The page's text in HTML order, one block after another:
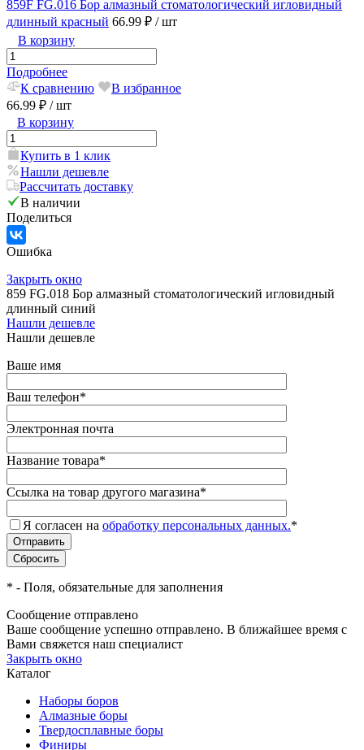
859F FG.016 Бор алмазный стоматологический игловидный
длинный красный 66.99 ₽ / шт
В корзину
Подробнее
К сравнению
В избранное
66.99 ₽ / шт
В корзину
Купить в 1 клик
Нашли дешевле
Рассчитать доставку
В наличии
Поделиться
Ошибка
Закрыть окно
859 FG.018 Бор алмазный стоматологический игловидный
длинный синий
Нашли дешевле
Нашли дешевле
Ваше имя
Ваш телефон*
Электронная почта
Название товара*
Ссылка на товар другого магазина*
Я согласен на обработку персональных данных.*
* - Поля, обязательные для заполнения
Сообщение отправлено
Ваше сообщение успешно отправлено. В ближайшее время с
Вами свяжется наш специалист
Закрыть окно
Каталог
Наборы боров
Алмазные боры
Твердосплавные боры
Финиры